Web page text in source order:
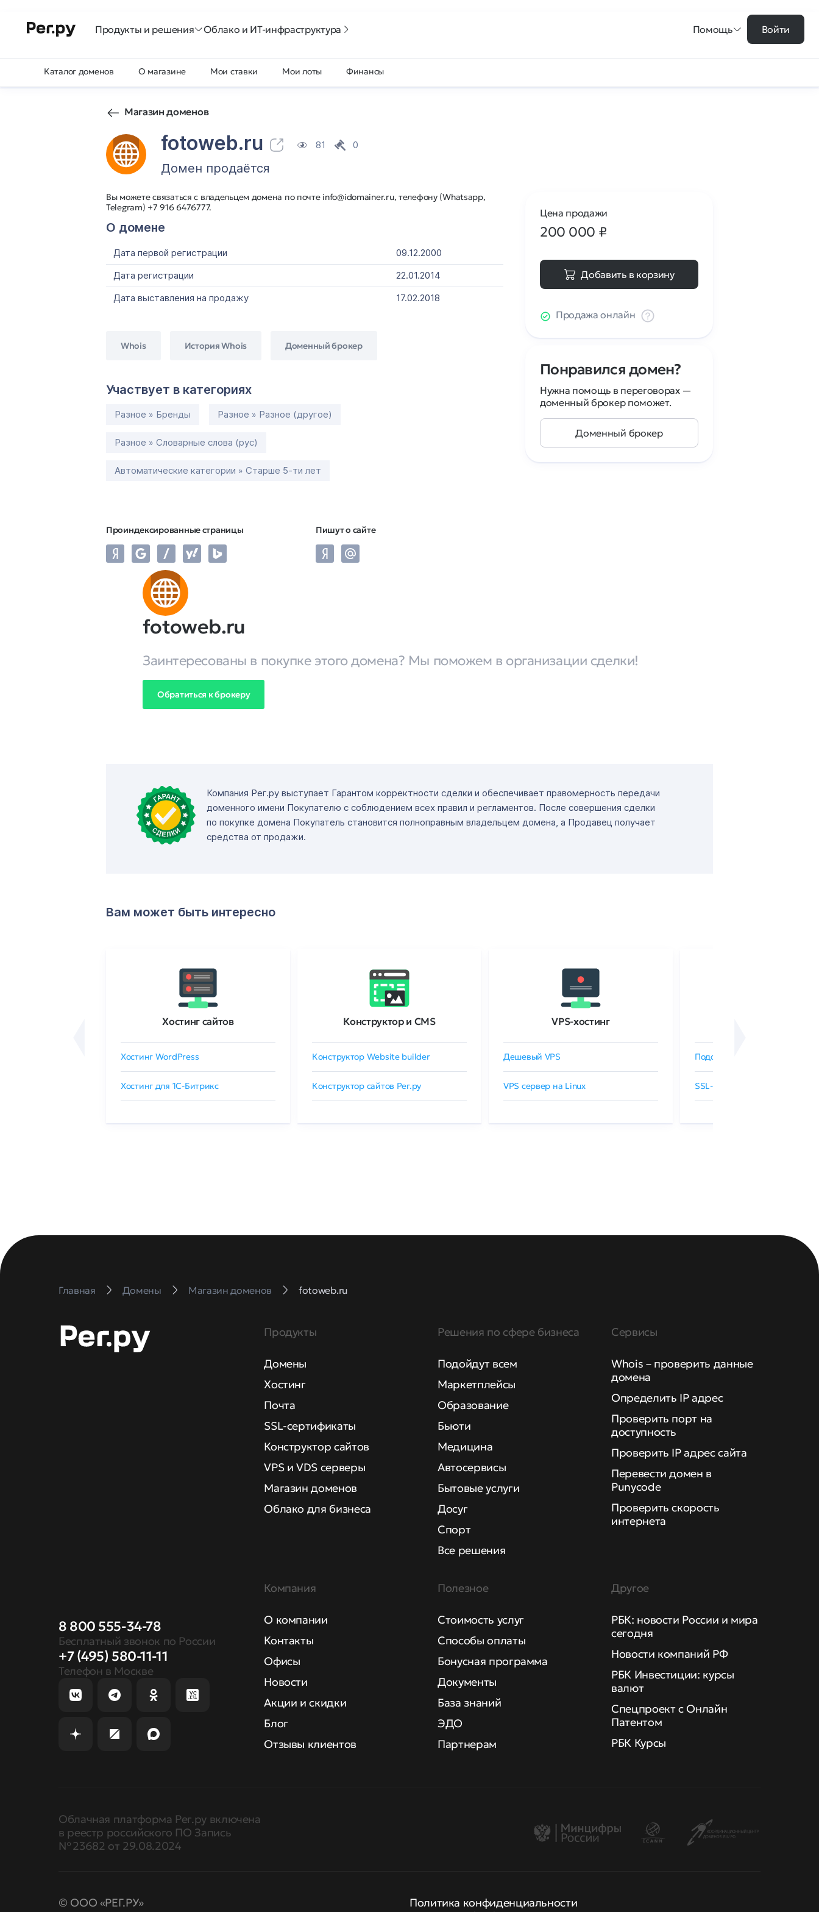
Продукты и решения Облако и ИТ-инфраструктура Помощь Войти
Каталог доменов О магазине Мои ставки Мои лоты Финансы
Магазин доменов
fotoweb.ru 81 0
Домен продаётся
Вы можете связаться с владельцем домена по почте info@idomainer.ru, телефону (Whatsapp,
Telegram) +7 916 6476777.
О домене
Дата первой регистрации
09.12.2000
Дата регистрации
22.01.2014
Дата выставления на продажу
17.02.2018
Whois История Whois Доменный брокер
Участвует в категориях
Разное » Бренды Разное » Разное (другое)
Разное » Словарные слова (рус)
Автоматические категории » Старше 5-ти лет
Проиндексированные страницы Пишут о сайте
Цена продажи
200 000 ₽
Добавить в корзину
Продажа онлайн
Понравился домен?
Нужна помощь в переговорах —
доменный брокер поможет.
Доменный брокер
fotoweb.ru
Заинтересованы в покупке этого домена? Мы поможем в организации сделки!
Обратиться к брокеру
Компания Рег.ру выступает Гарантом корректности сделки и обеспечивает правомерность передачи
доменного имени Покупателю с соблюдением всех правил и регламентов. После совершения сделки
по покупке домена Покупатель становится полноправным владельцем домена, а Продавец получает
средства от продажи.
Вам может быть интересно
Хостинг сайтов
Хостинг WordPress
Хостинг для 1C-Битрикс
Конструктор и CMS
Конструктор Website builder
Конструктор сайтов Рег.ру
VPS-хостинг
Дешевый VPS
VPS сервер на Linux
Подобрать SSL-сертификат
SSL-сертификаты GlobalSign
Главная Домены Магазин доменов fotoweb.ru
8 800 555-34-78
Бесплатный звонок по России
+7 (495) 580-11-11
Телефон в Москве
Продукты
Домены
Хостинг
Почта
SSL-сертификаты
Конструктор сайтов
VPS и VDS серверы
Магазин доменов
Облако для бизнеса
Решения по сфере бизнеса
Подойдут всем
Маркетплейсы
Образование
Бьюти
Медицина
Автосервисы
Бытовые услуги
Досуг
Спорт
Все решения
Сервисы
Whois – проверить данные
домена
Определить IP адрес
Проверить порт на
доступность
Проверить IP адрес сайта
Перевести домен в
Punycode
Проверить скорость
интернета
Компания
О компании
Контакты
Офисы
Новости
Акции и скидки
Блог
Отзывы клиентов
Полезное
Стоимость услуг
Способы оплаты
Бонусная программа
Документы
База знаний
ЭДО
Партнерам
Другое
РБК: новости России и мира
сегодня
Новости компаний РФ
РБК Инвестиции: курсы
валют
Спецпроект с Онлайн
Патентом
РБК Курсы
Облачная платформа Рег.ру включена
в реестр российского ПО Запись
№ 23682 от 29.08.2024
© ООО «РЕГ.РУ»
Политика конфиденциальности